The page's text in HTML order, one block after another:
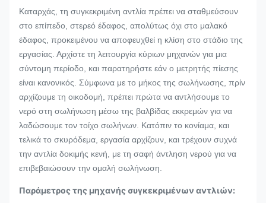
Καταρχάς, τη συγκεκριμένη αντλία πρέπει να σταθμεύσουν
στο επίπεδο, στερεό έδαφος, απολύτως όχι στο μαλακό
έδαφος, προκειμένου να αποφευχθεί η κλίση στο στάδιο της
εργασίας. Αρχίστε τη λειτουργία κύριων μηχανών για μια
σύντομη περίοδο, και παρατηρήστε εάν ο μετρητής πίεσης
είναι κανονικός. Σύμφωνα με το μήκος της σωλήνωσης, πρίν
αρχίζουμε τη οικοδομή, πρέπει πρώτα να αντλήσουμε το
νερό στη σωλήνωση μέσω της βαλβίδας εκκρεμών για να
λαδώσουμε τον τοίχο σωλήνων. Κατόπιν το κονίαμα, και
τελικά το σκυρόδεμα, εργασία αρχίζουν, και τρέχουν συχνά
την αντλία δοκιμής κενή, με τη σαφή άντληση νερού για να
επιβεβαιώσουν την ομαλή σωλήνωση.
Παράμετρος της μηχανής συγκεκριμένων αντλιών: